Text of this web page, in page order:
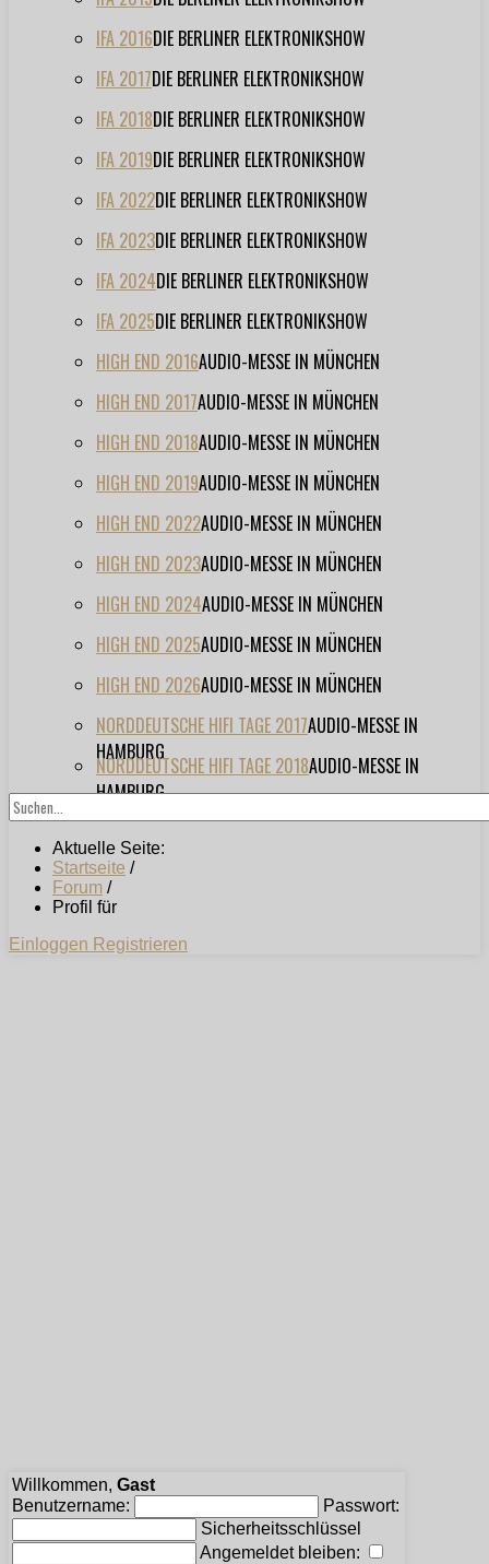
IFA 2016DIE BERLINER ELEKTRONIKSHOW
IFA 2017DIE BERLINER ELEKTRONIKSHOW
IFA 2018DIE BERLINER ELEKTRONIKSHOW
IFA 2019DIE BERLINER ELEKTRONIKSHOW
IFA 2022DIE BERLINER ELEKTRONIKSHOW
IFA 2023DIE BERLINER ELEKTRONIKSHOW
IFA 2024DIE BERLINER ELEKTRONIKSHOW
IFA 2025DIE BERLINER ELEKTRONIKSHOW
HIGH END 2016AUDIO-MESSE IN MÜNCHEN
HIGH END 2017AUDIO-MESSE IN MÜNCHEN
HIGH END 2018AUDIO-MESSE IN MÜNCHEN
HIGH END 2019AUDIO-MESSE IN MÜNCHEN
HIGH END 2022AUDIO-MESSE IN MÜNCHEN
HIGH END 2023AUDIO-MESSE IN MÜNCHEN
HIGH END 2024AUDIO-MESSE IN MÜNCHEN
HIGH END 2025AUDIO-MESSE IN MÜNCHEN
HIGH END 2026AUDIO-MESSE IN MÜNCHEN
NORDDEUTSCHE HIFI TAGE 2017AUDIO-MESSE IN
HAMBURG
NORDDEUTSCHE HIFI TAGE 2018AUDIO-MESSE IN
HAMBURG
Aktuelle Seite:
Startseite /
Forum /
Profil für
Einloggen Registrieren
Willkommen, Gast
Benutzername:
Passwort:
Sicherheitsschlüssel
Angemeldet bleiben: